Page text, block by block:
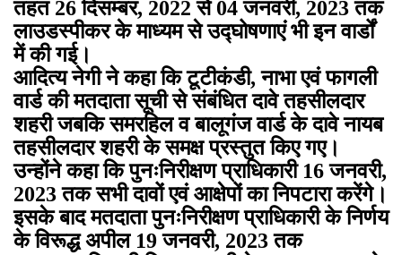
तहत 26 दिसम्बर, 2022 से 04 जनवरी, 2023 तक
लाउडस्पीकर के माध्यम से उद्घोषणाएं भी इन वार्डों
में की गई।
आदित्य नेगी ने कहा कि टूटीकंडी, नाभा एवं फागली
वार्ड की मतदाता सूची से संबंधित दावे तहसीलदार
शहरी जबकि समरहिल व बालूगंज वार्ड के दावे नायब
तहसीलदार शहरी के समक्ष प्रस्तुत किए गए।
उन्होंने कहा कि पुनःनिरीक्षण प्राधिकारी 16 जनवरी,
2023 तक सभी दावों एवं आक्षेपों का निपटारा करेंगे।
इसके बाद मतदाता पुनःनिरीक्षण प्राधिकारी के निर्णय
के विरूद्ध अपील 19 जनवरी, 2023 तक